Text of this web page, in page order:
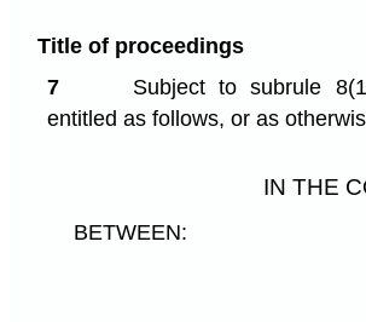
Title of proceedings
7
Subject to subrule
entitled as follows, or as
IN THE
BETWEEN: